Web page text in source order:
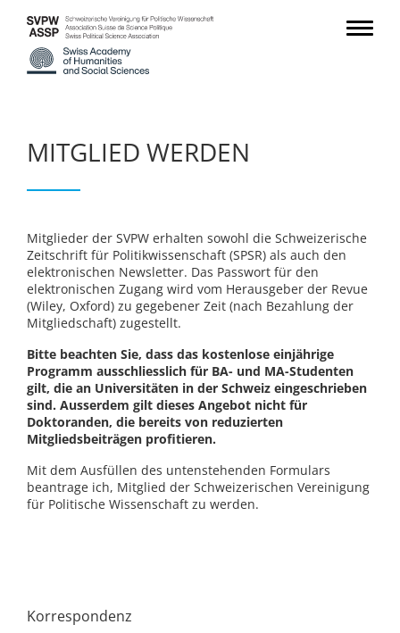
MITGLIED WERDEN
Mitglieder der SVPW erhalten sowohl die Schweizerische
Zeitschrift für Politikwissenschaft (SPSR) als auch den
elektronischen Newsletter. Das Passwort für den
elektronischen Zugang wird vom Herausgeber der Revue
(Wiley, Oxford) zu gegebener Zeit (nach Bezahlung der
Mitgliedschaft) zugestellt.
Bitte beachten Sie, dass das kostenlose einjährige
Programm ausschliesslich für BA- und MA-Studenten
gilt, die an Universitäten in der Schweiz eingeschrieben
sind. Ausserdem gilt dieses Angebot nicht für
Doktoranden, die bereits von reduzierten
Mitgliedsbeiträgen profitieren.
Mit dem Ausfüllen des untenstehenden Formulars
beantrage ich, Mitglied der Schweizerischen Vereinigung
für Politische Wissenschaft zu werden.
Korrespondenz